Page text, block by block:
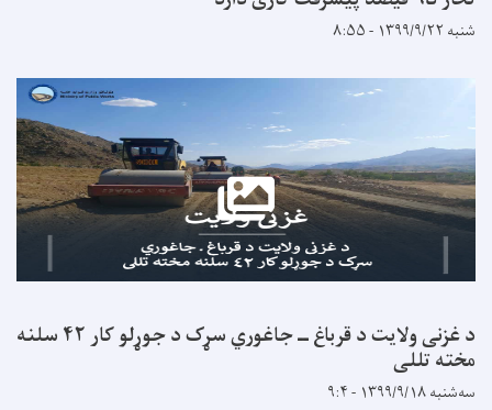
د غزنی ولایت د قرباغ ــ جاغوري سړک د جوړلو کار ۴۲ سلنه